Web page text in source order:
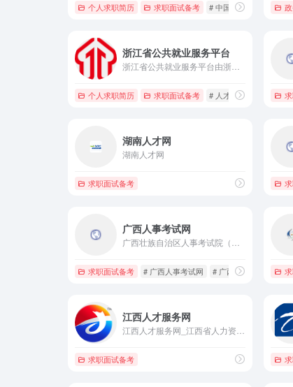
个人求职简历 求职面试备考 # 中国就业 # 公共就
浙江省公共就业服务平台
个人求职简历 求职面试备考 # 人才网 # 就业在浙江
湖南人才网
湖南人才网
求职面试备考
广西人事考试网
求职面试备考 # 广西人事考试网 # 广西公务员 # 广
江西人才服务网
求职面试备考